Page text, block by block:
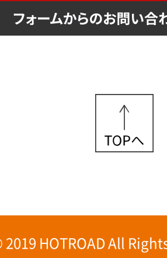
HOTROAD All